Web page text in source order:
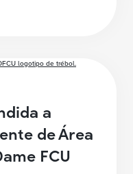
a
de Área
FCU